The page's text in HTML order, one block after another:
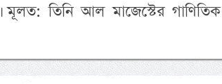
তিনি আল মাজেস্টের গাণিতিক